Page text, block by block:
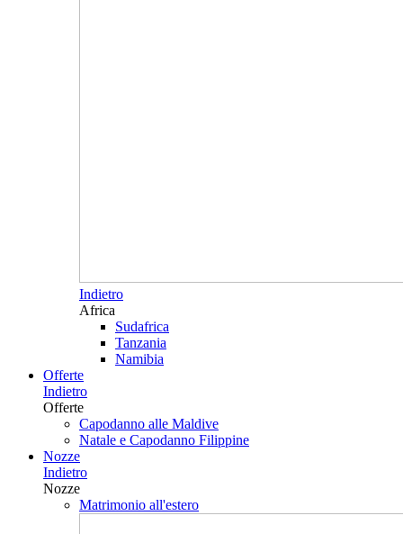
Indietro
Africa
Sudafrica
Tanzania
Namibia
Offerte
Indietro
Offerte
Capodanno alle Maldive
Natale e Capodanno Filippine
Nozze
Indietro
Nozze
Matrimonio all'estero